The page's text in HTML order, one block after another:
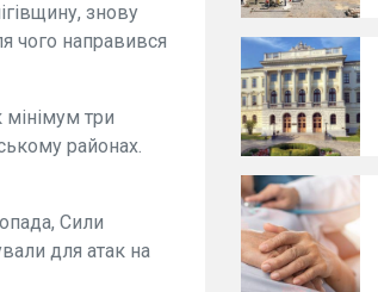
знову
чого направився
мінімум три
районах.
Сили
для атак на